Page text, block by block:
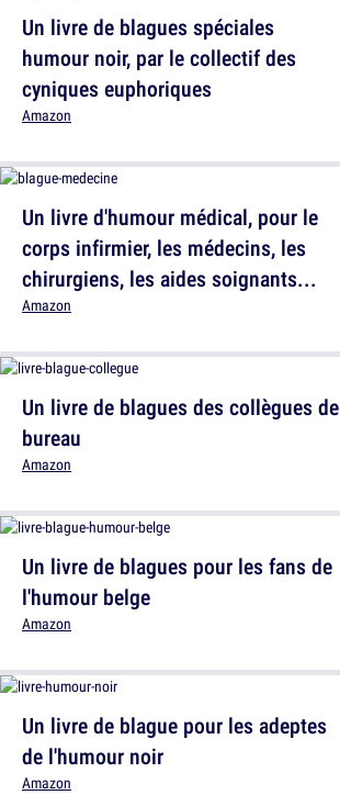
Un livre de blagues spéciales
humour noir, par le collectif des
cyniques euphoriques
Amazon
Un livre de blagues des collègues de
bureau
Amazon
Un livre de blague pour les adeptes
de l'humour noir
Amazon
Un livre d'humour médical, pour le
corps infirmier, les médecins, les
chirurgiens, les aides soignants...
Amazon
Un livre de blagues pour les fans de
l'humour belge
Amazon